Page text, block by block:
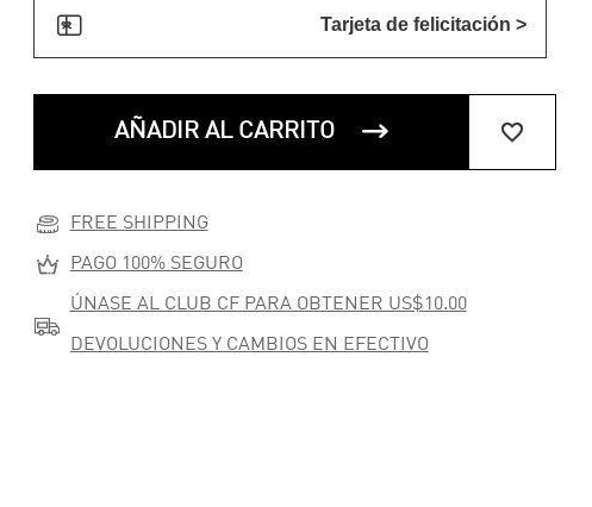
 Tarjeta de felicitación >
AÑADIR AL CARRITO  
 FREE SHIPPING
 PAGO 100% SEGURO

ÚNASE AL CLUB CF PARA OBTENER US$10.00
DEVOLUCIONES Y CAMBIOS EN EFECTIVO